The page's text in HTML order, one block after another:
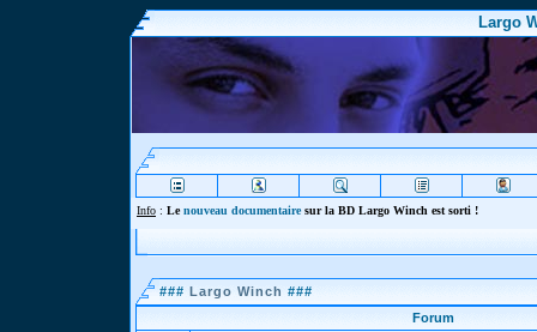
Largo
Info : Lenouveau documentairesur la BD Largo Winch est sorti !
### Largo Winch ###
Forum